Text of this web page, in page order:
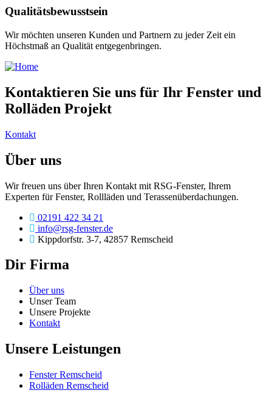
Qualitätsbewusstsein
Wir möchten unseren Kunden und Partnern zu jeder Zeit ein
Höchstmaß an Qualität entgegenbringen.
Kontaktieren Sie uns für Ihr Fenster und
Rolläden Projekt
Kontakt
Über uns
Wir freuen uns über Ihren Kontakt mit RSG-Fenster, Ihrem
Experten für Fenster, Rollläden und Terassenüberdachungen.
02191 422 34 21
info@rsg-fenster.de
Kippdorfstr. 3-7, 42857 Remscheid
Dir Firma
Über uns
Unser Team
Unsere Projekte
Kontakt
Unsere Leistungen
Fenster Remscheid
Rolläden Remscheid